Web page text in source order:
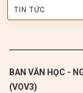
TIN TỨC
BAN VĂN HỌC -
(VOV3)